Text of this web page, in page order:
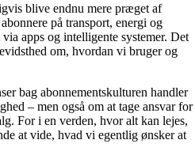
blive endnu mere præget af
på transport, energi og
apps og intelligente systemer. Det
om, hvordan vi bruger og
bag abonnementskulturen handler
– men også om at tage ansvar for
For i en verden, hvor alt kan lejes,
at vide, hvad vi egentlig ønsker at